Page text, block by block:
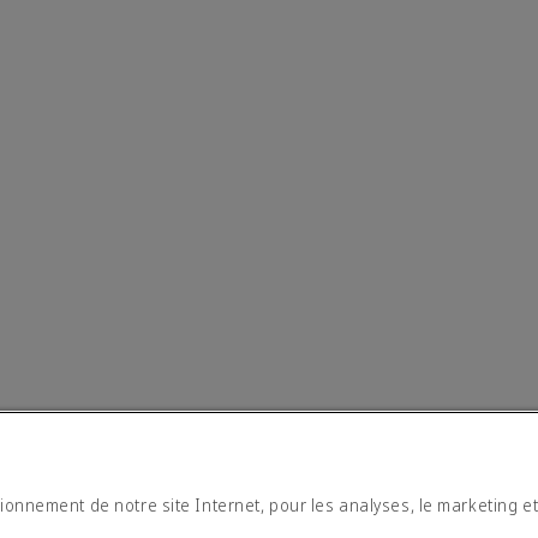
de notre site Internet, pour les analyses, le marketing